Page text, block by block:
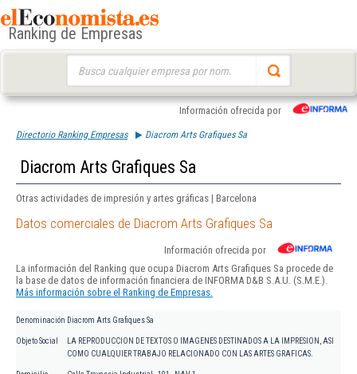
Ranking de Empresas
Información ofrecida por
Directorio Ranking Empresas Diacrom Arts Grafiques Sa
Diacrom Arts Grafiques Sa
Otras actividades de impresión y artes gráficas | Barcelona
Datos comerciales de Diacrom Arts Grafiques Sa
Información ofrecida por
La información del Ranking que ocupa Diacrom Arts Grafiques Sa procede de
la base de datos de información financiera de INFORMA D&B S.A.U. (S.M.E.).
Más información sobre el Ranking de Empresas.
Denominación Diacrom Arts Grafiques Sa
Objeto Social
LA REPRODUCCION DE TEXTOS O IMAGENES DESTINADOS A LA IMPRESION, ASI
COMO CUALQUIER TRABAJO RELACIONADO CON LAS ARTES GRAFICAS.